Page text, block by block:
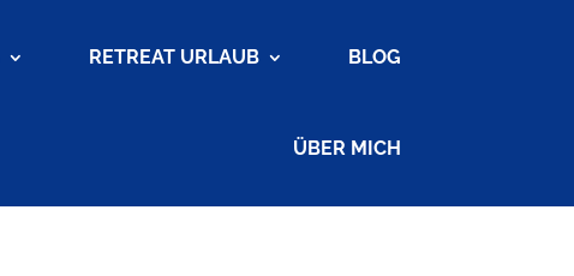
RETREAT URLAUB BLOG
ÜBER MICH